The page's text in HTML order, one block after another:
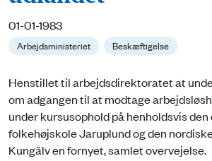
01-01-1983
Arbejdsministeriet Beskæftigelse
Henstillet til arbejdsdirektoratet at
om adgangen til at modtage
under kursusophold på henholdsvis den
folkehøjskole Jaruplund og den
Kungälv en fornyet, samlet overvejelse.